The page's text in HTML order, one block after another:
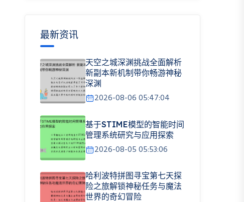
最新资讯
天空之城深渊挑战全面解析
新副本新机制带你畅游神秘
深渊
2026-08-06 05:47:04
基于STIME模型的智能时间
管理系统研究与应用探索
2026-08-05 05:53:06
哈利波特拼图寻宝第七天探
险之旅解锁神秘任务与魔法
世界的奇幻冒险